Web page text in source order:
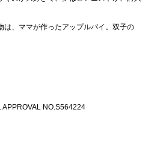
は、ママが作ったアップルパイ。双子の
NO.S564224